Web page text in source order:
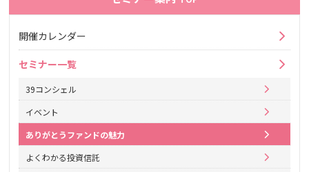
開催カレンダー
セミナー一覧
39コンシェル
イベント
ありがとうファンドの魅力
よくわかる投資信託